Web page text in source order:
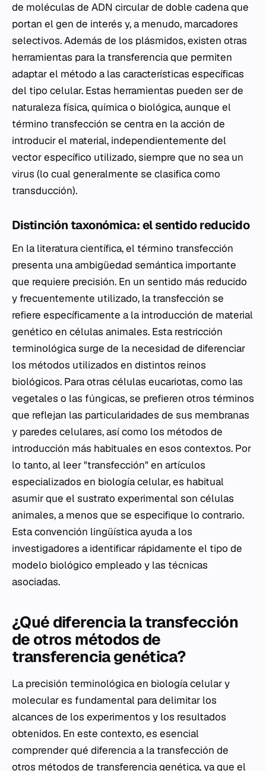
de moléculas de ADN circular de doble cadena que
portan el gen de interés y, a menudo, marcadores
selectivos. Además de los plásmidos, existen otras
herramientas para la transferencia que permiten
adaptar el método a las características específicas
del tipo celular. Estas herramientas pueden ser de
naturaleza física, química o biológica, aunque el
término transfección se centra en la acción de
introducir el material, independientemente del
vector específico utilizado, siempre que no sea un
virus (lo cual generalmente se clasifica como
transducción).
Distinción taxonómica: el sentido reducido
En la literatura científica, el término transfección
presenta una ambigüedad semántica importante
que requiere precisión. En un sentido más reducido
y frecuentemente utilizado, la transfección se
refiere específicamente a la introducción de material
genético en células animales. Esta restricción
terminológica surge de la necesidad de diferenciar
los métodos utilizados en distintos reinos
biológicos. Para otras células eucariotas, como las
vegetales o las fúngicas, se prefieren otros términos
que reflejan las particularidades de sus membranas
y paredes celulares, así como los métodos de
introducción más habituales en esos contextos. Por
lo tanto, al leer "transfección" en artículos
especializados en biología celular, es habitual
asumir que el sustrato experimental son células
animales, a menos que se especifique lo contrario.
Esta convención lingüística ayuda a los
investigadores a identificar rápidamente el tipo de
modelo biológico empleado y las técnicas
asociadas.
¿Qué diferencia la transfección
de otros métodos de
transferencia genética?
La precisión terminológica en biología celular y
molecular es fundamental para delimitar los
alcances de los experimentos y los resultados
obtenidos. En este contexto, es esencial
comprender qué diferencia a la transfección de
otros métodos de transferencia genética, ya que el